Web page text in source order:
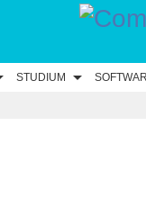
STUDIUM